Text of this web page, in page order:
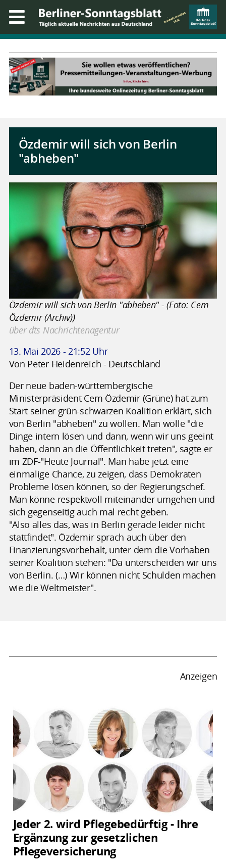
Özdemir will sich von Berlin
"abheben"
Özdemir will sich von Berlin "abheben" - (Foto: Cem
Özdemir (Archiv))
über dts Nachrichtenagentur
13. Mai 2026 - 21:52 Uhr
Von Peter Heidenreich - Deutschland
Der neue baden-württembergische
Ministerpräsident Cem Özdemir (Grüne) hat zum
Start seiner grün-schwarzen Koalition erklärt, sich
von Berlin "abheben" zu wollen. Man wolle "die
Dinge intern lösen und dann, wenn wir uns geeint
haben, dann an die Öffentlichkeit treten", sagte er
im ZDF-"Heute Journal". Man habe jetzt eine
einmalige Chance, zu zeigen, dass Demokraten
Probleme lösen können, so der Regierungschef.
Man könne respektvoll miteinander umgehen und
sich gegenseitig auch mal recht geben.
"Also alles das, was in Berlin gerade leider nicht
stattfindet". Özdemir sprach auch über den
Finanzierungsvorbehalt, unter dem die Vorhaben
seiner Koalition stehen: "Da unterscheiden wir uns
von Berlin. (…) Wir können nicht Schulden machen
wie die Weltmeister".
Anzeigen
Jeder 2. wird Pflegebedürftig - Ihre
Ergänzung zur gesetzlichen
Pflegeversicherung